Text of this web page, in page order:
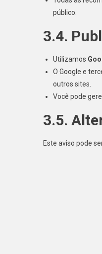
público.
3.4.
Utilizamos
O Google e
outros sites.
Você pode
3.5.
Este aviso pode